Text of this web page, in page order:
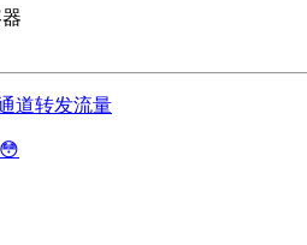
道转发流量